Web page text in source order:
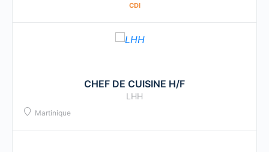
CDI
CHEF DE CUISINE H/F
LHH
Martinique